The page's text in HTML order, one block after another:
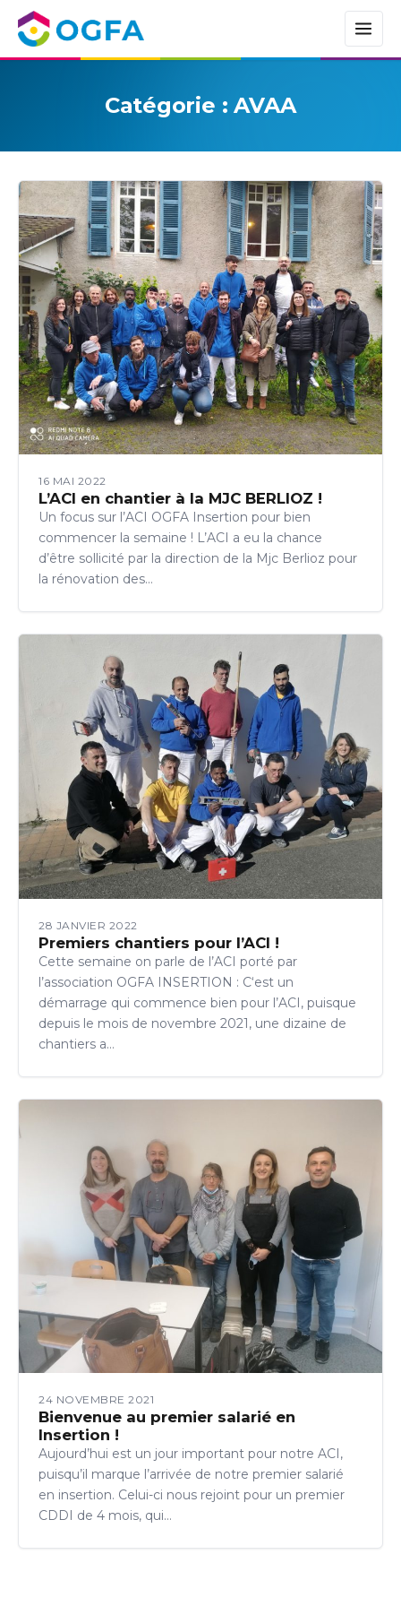
Catégorie :AVAA
16 MAI 2022
L’ACI en chantier à la MJC BERLIOZ !
Un focus sur l’ACI OGFA Insertion pour bien
commencer la semaine ! L’ACI a eu la chance
d’être sollicité par la direction de la Mjc Berlioz pour
la rénovation des…
28 JANVIER 2022
Premiers chantiers pour l’ACI !
Cette semaine on parle de l’ACI porté par
l’association OGFA INSERTION : C‘est un
démarrage qui commence bien pour l’ACI, puisque
depuis le mois de novembre 2021, une dizaine de
chantiers a…
24 NOVEMBRE 2021
Bienvenue au premier salarié en
Insertion !
Aujourd’hui est un jour important pour notre ACI,
puisqu’il marque l’arrivée de notre premier salarié
en insertion. Celui-ci nous rejoint pour un premier
CDDI de 4 mois, qui…